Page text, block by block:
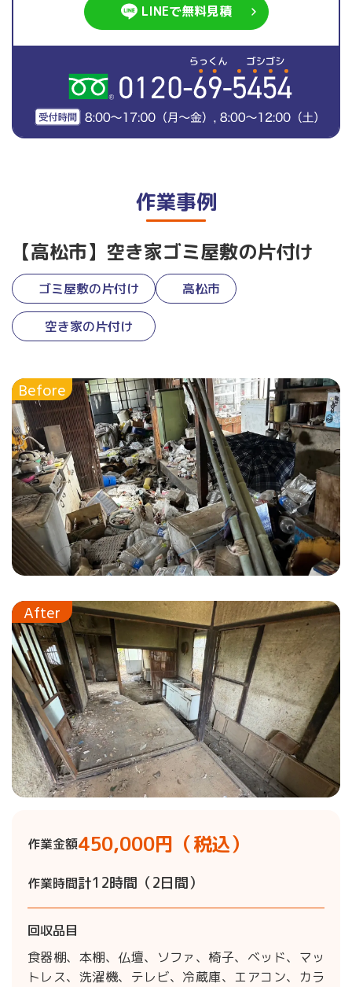
LINEで無料見積
作業事例
【高松市】空き家ゴミ屋敷の片付け
ゴミ屋敷の片付け
空き家の片付け
高松市
作業金額450,000円（税込）
作業時間計12時間（2日間）
回収品目
食器棚、本棚、仏壇、ソファ、椅子、ベッド、マッ
トレス、洗濯機、テレビ、冷蔵庫、エアコン、カラ